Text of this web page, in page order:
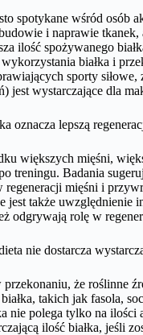
spotykane wśród osób
i naprawie tkanek,
ilość spożywanego
białka i
sporty
jest wystarczające dla
oznacza lepszą
większych mięśni,
treningu. Badania
mięśni i
jest także
odgrywają rolę w
nie dostarcza
że roślinne
takich jak fasola,
nie polega tylko na
ilość białka, jeśli